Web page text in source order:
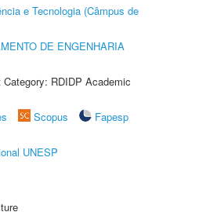
e Tecnologia (Câmpus de
DE ENGENHARIA
RDIDP Academic
Scopus
Fapesp
UNESP